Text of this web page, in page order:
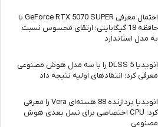
احتمال معرفی GeForce RTX 5070 SUPER با
حافظه 18 گیگابایتی؛ ارتقای محسوس نسبت
به مدل استاندارد
انویدیا DLSS 5 را با سه مدل هوش مصنوعی
معرفی کرد؛ انتقادهای اولیه نتیجه داد
انویدیا پردازنده 88 هسته‌ای Vera را معرفی
کرد؛ CPU اختصاصی برای نسل بعدی هوش
مصنوعی